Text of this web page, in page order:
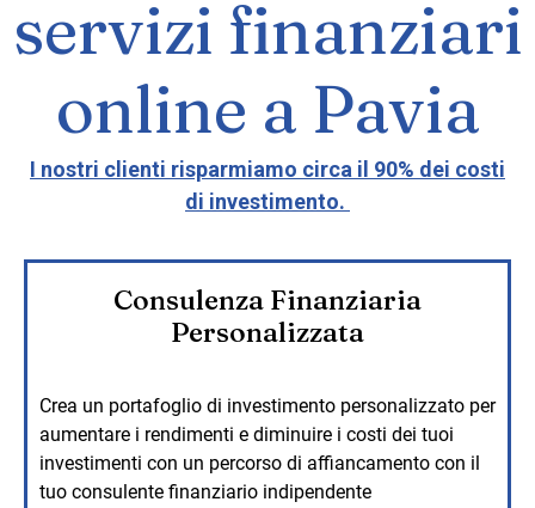
servizi finanziari
online a Pavia
I nostri clienti risparmiamo circa il 90% dei costi
di investimento.
Consulenza Finanziaria
Personalizzata
Crea un portafoglio di investimento personalizzato per
aumentare i rendimenti e diminuire i costi dei tuoi
investimenti con un percorso di affiancamento con il
tuo consulente finanziario indipendente